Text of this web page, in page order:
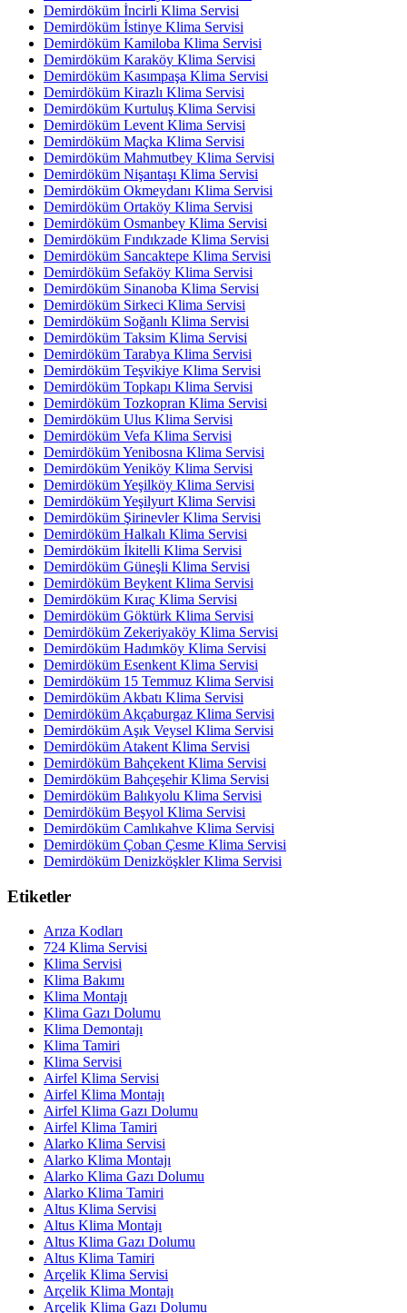
Demirdöküm İncirli Klima Servisi
Demirdöküm İstinye Klima Servisi
Demirdöküm Kamiloba Klima Servisi
Demirdöküm Karaköy Klima Servisi
Demirdöküm Kasımpaşa Klima Servisi
Demirdöküm Kirazlı Klima Servisi
Demirdöküm Kurtuluş Klima Servisi
Demirdöküm Levent Klima Servisi
Demirdöküm Maçka Klima Servisi
Demirdöküm Mahmutbey Klima Servisi
Demirdöküm Nişantaşı Klima Servisi
Demirdöküm Okmeydanı Klima Servisi
Demirdöküm Ortaköy Klima Servisi
Demirdöküm Osmanbey Klima Servisi
Demirdöküm Fındıkzade Klima Servisi
Demirdöküm Sancaktepe Klima Servisi
Demirdöküm Sefaköy Klima Servisi
Demirdöküm Sinanoba Klima Servisi
Demirdöküm Sirkeci Klima Servisi
Demirdöküm Soğanlı Klima Servisi
Demirdöküm Taksim Klima Servisi
Demirdöküm Tarabya Klima Servisi
Demirdöküm Teşvikiye Klima Servisi
Demirdöküm Topkapı Klima Servisi
Demirdöküm Tozkopran Klima Servisi
Demirdöküm Ulus Klima Servisi
Demirdöküm Vefa Klima Servisi
Demirdöküm Yenibosna Klima Servisi
Demirdöküm Yeniköy Klima Servisi
Demirdöküm Yeşilköy Klima Servisi
Demirdöküm Yeşilyurt Klima Servisi
Demirdöküm Şirinevler Klima Servisi
Demirdöküm Halkalı Klima Servisi
Demirdöküm İkitelli Klima Servisi
Demirdöküm Güneşli Klima Servisi
Demirdöküm Beykent Klima Servisi
Demirdöküm Kıraç Klima Servisi
Demirdöküm Göktürk Klima Servisi
Demirdöküm Zekeriyaköy Klima Servisi
Demirdöküm Hadımköy Klima Servisi
Demirdöküm Esenkent Klima Servisi
Demirdöküm 15 Temmuz Klima Servisi
Demirdöküm Akbatı Klima Servisi
Demirdöküm Akçaburgaz Klima Servisi
Demirdöküm Aşık Veysel Klima Servisi
Demirdöküm Atakent Klima Servisi
Demirdöküm Bahçekent Klima Servisi
Demirdöküm Bahçeşehir Klima Servisi
Demirdöküm Balıkyolu Klima Servisi
Demirdöküm Beşyol Klima Servisi
Demirdöküm Camlıkahve Klima Servisi
Demirdöküm Çoban Çesme Klima Servisi
Demirdöküm Denizköşkler Klima Servisi
Etiketler
Arıza Kodları
724 Klima Servisi
Klima Servisi
Klima Bakımı
Klima Montajı
Klima Gazı Dolumu
Klima Demontajı
Klima Tamiri
Klima Servisi
Airfel Klima Servisi
Airfel Klima Montajı
Airfel Klima Gazı Dolumu
Airfel Klima Tamiri
Alarko Klima Servisi
Alarko Klima Montajı
Alarko Klima Gazı Dolumu
Alarko Klima Tamiri
Altus Klima Servisi
Altus Klima Montajı
Altus Klima Gazı Dolumu
Altus Klima Tamiri
Arçelik Klima Servisi
Arçelik Klima Montajı
Arçelik Klima Gazı Dolumu